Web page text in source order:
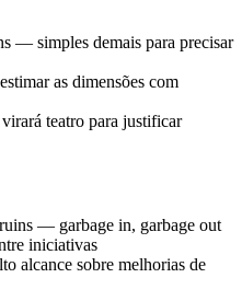
— simples demais para precisar
as dimensões com
teatro para justificar
— garbage in, garbage out
iniciativas
alcance sobre melhorias de